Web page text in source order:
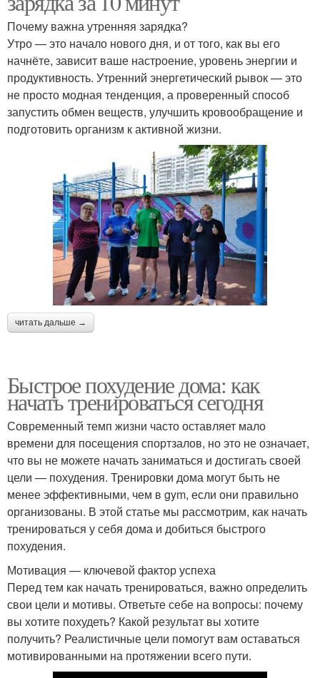
Почему важна утренняя зарядка?
Утро — это начало нового дня, и от того, как вы его
начнёте, зависит ваше настроение, уровень энергии и
продуктивность. Утренний энергетический рывок — это
не просто модная тенденция, а проверенный способ
запустить обмен веществ, улучшить кровообращение и
подготовить организм к активной жизни.
читать дальше →
Быстрое похудение дома: как
начать тренироваться сегодня
Современный темп жизни часто оставляет мало
времени для посещения спортзалов, но это не означает,
что вы не можете начать заниматься и достигать своей
цели — похудения. Тренировки дома могут быть не
менее эффективными, чем в gym, если они правильно
организованы. В этой статье мы рассмотрим, как начать
тренироваться у себя дома и добиться быстрого
похудения.
Мотивация — ключевой фактор успеха
Перед тем как начать тренироваться, важно определить
свои цели и мотивы. Ответьте себе на вопросы: почему
вы хотите похудеть? Какой результат вы хотите
получить? Реалистичные цели помогут вам оставаться
мотивированными на протяжении всего пути.